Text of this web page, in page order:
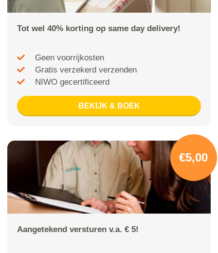
Tot wel 40% korting op same day delivery!
Geen voorrijkosten
Gratis verzekerd verzenden
NIWO gecertificeerd
BEKIJK & BOEK
€5,00
Aangetekend versturen v.a. € 5!